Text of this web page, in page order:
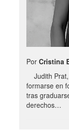
Por Cristina
Judith Prat,
formarse en
tras
derechos…